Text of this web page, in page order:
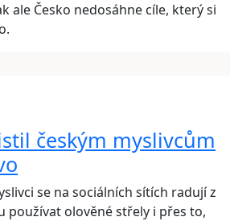
ale Česko nedosáhne cíle, který si
českým myslivcům
se na sociálních sítích radují z
používat olověné střely i přes to,